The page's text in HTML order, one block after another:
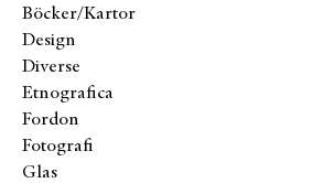
Böcker/Kartor
Design
Diverse
Etnografica
Fordon
Fotografi
Glas